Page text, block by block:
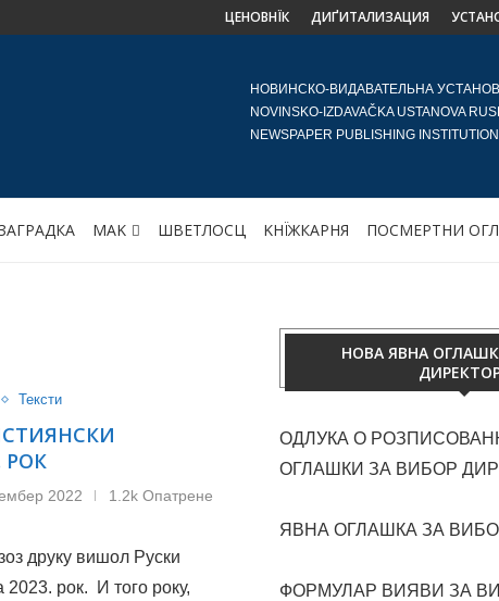
ЦЕНОВНЇК ДИҐИТАЛИЗАЦИЯ
НОВИНСКО-ВИДАВАТЕЛЬНА
NOVINSKO-IZDAVAČKA USTANOVA
NEWSPAPER PUBLISHING
МАK ШВЕТЛОСЦ KНЇЖКАРНЯ ПОСМЕРТНИ
Тексти
РОК
2022 1.2k Опатрене
друку вишол Руски
2023. рок. И того року,
НОВА ЯВНА
ОДЛУКА О
ОГЛАШКИ ЗА ВИБОР
ЯВНА ОГЛАШКА ЗА
ФОРМУЛАР ВИЯВИ ЗА